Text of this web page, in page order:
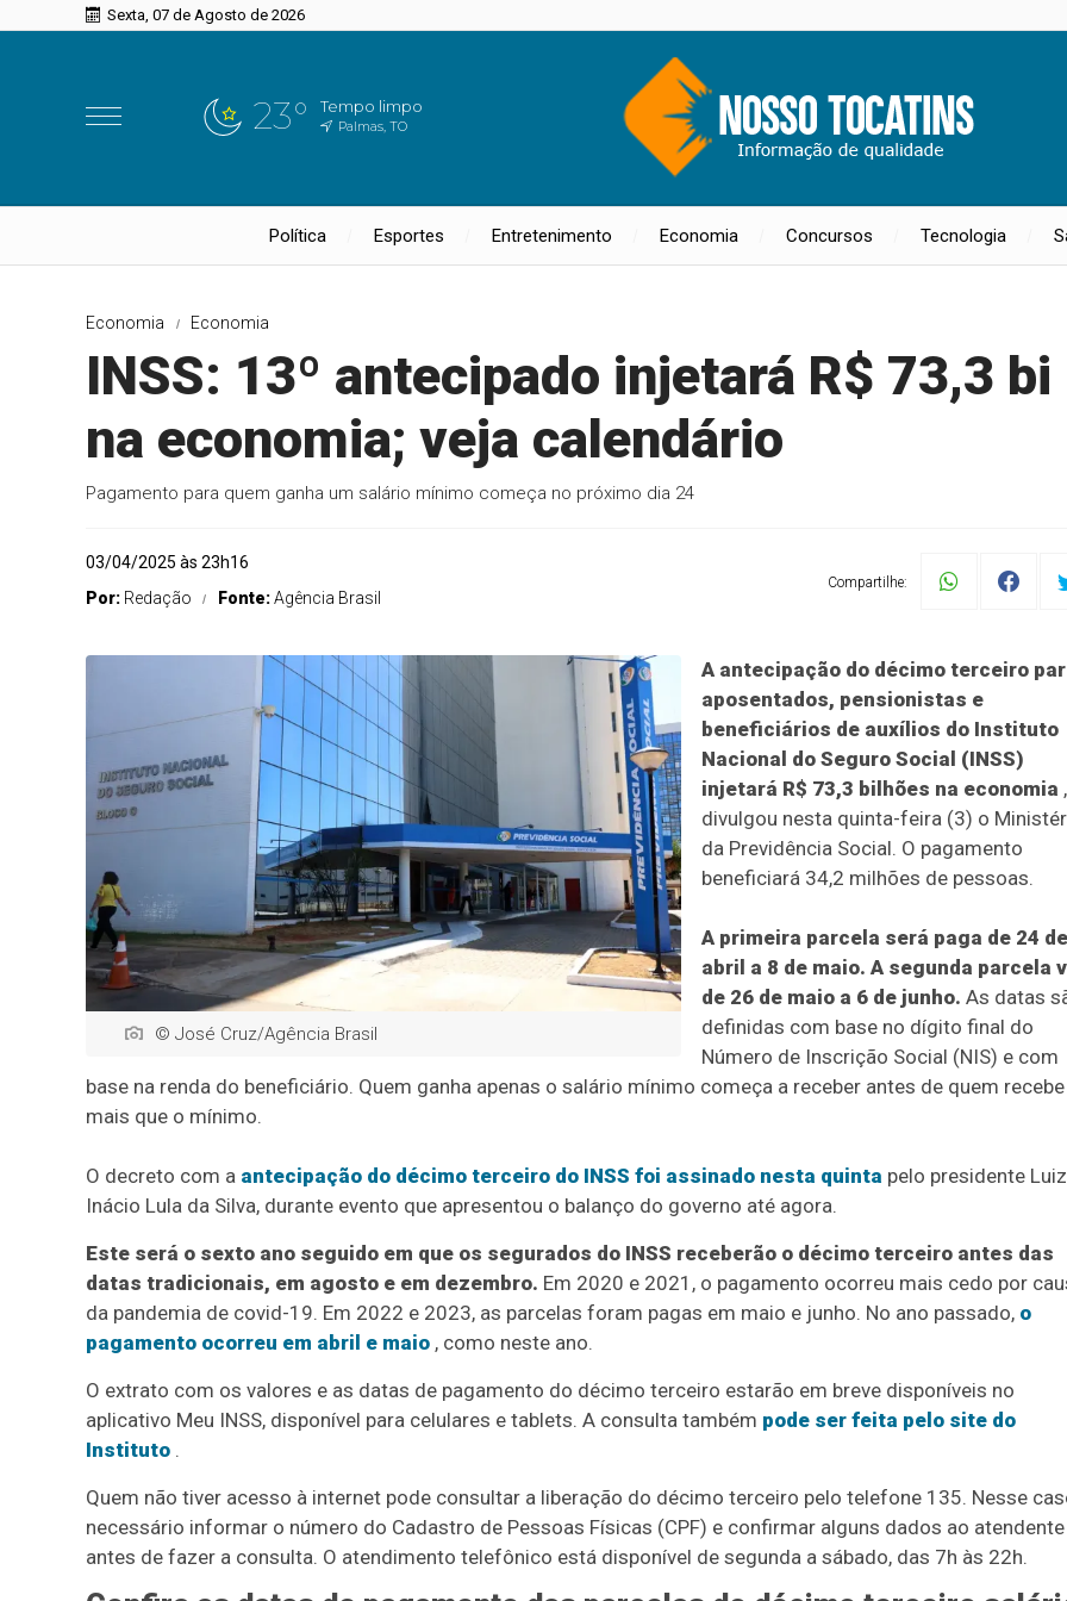
Sexta, 07 de Agosto de 2026
23° Tempo limpo
Palmas, TO
Política Esportes Entretenimento Economia Concursos Tecnologia
Economia Economia
INSS: 13º antecipado injetará R$ 73,3 bi
na economia; veja calendário
Pagamento para quem ganha um salário mínimo começa no próximo dia 24
03/04/2025 às 23h16
Por: Redação Fonte:Agência Brasil
Compartilhe:
© José Cruz/Agência Brasil
A antecipação do décimo terceiro
aposentados, pensionistas e
beneficiários de auxílios do Instituto
Nacional do Seguro Social (INSS)
injetará R$ 73,3 bilhões na economia ,
divulgou nesta quinta-feira (3) o
da Previdência Social. O pagamento
beneficiará 34,2 milhões de pessoas.
A primeira parcela será paga de 24 de
abril a 8 de maio. A segunda parcela
de 26 de maio a 6 de junho. As datas
definidas com base no dígito final do
Número de Inscrição Social (NIS) e com
base na renda do beneficiário. Quem ganha apenas o salário mínimo começa a receber antes de quem recebe
mais que o mínimo.
O decreto com a antecipação do décimo terceiro do INSS foi assinado nesta quinta pelo presidente Luiz
Inácio Lula da Silva, durante evento que apresentou o balanço do governo até agora.
Este será o sexto ano seguido em que os segurados do INSS receberão o décimo terceiro antes das
datas tradicionais, em agosto e em dezembro. Em 2020 e 2021, o pagamento ocorreu mais cedo por
da pandemia de covid-19. Em 2022 e 2023, as parcelas foram pagas em maio e junho. No ano passado, o
pagamento ocorreu em abril e maio , como neste ano.
O extrato com os valores e as datas de pagamento do décimo terceiro estarão em breve disponíveis no
aplicativo Meu INSS, disponível para celulares e tablets. A consulta também pode ser feita pelo site do
Instituto .
Quem não tiver acesso à internet pode consultar a liberação do décimo terceiro pelo telefone 135. Nesse
necessário informar o número do Cadastro de Pessoas Físicas (CPF) e confirmar alguns dados ao atendente
antes de fazer a consulta. O atendimento telefônico está disponível de segunda a sábado, das 7h às 22h.